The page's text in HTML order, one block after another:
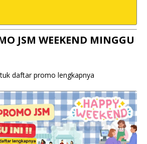
JSM WEEKEND MINGGU
daftar promo lengkapnya